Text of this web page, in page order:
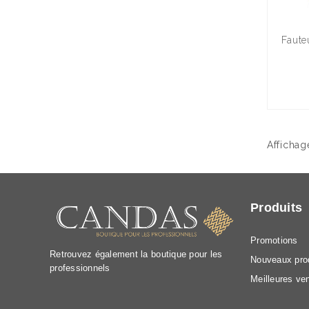
Retrouvez également la boutique pour les
professionnels
Produits
Promotions
Nouveaux
Meilleures